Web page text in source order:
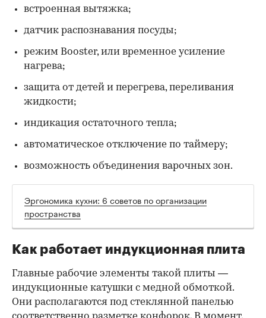
встроенная вытяжка;
датчик распознавания посуды;
режим Booster, или временное усиление
нагрева;
защита от детей и перегрева, переливания
жидкости;
индикация остаточного тепла;
автоматическое отключение по таймеру;
возможность объединения варочных зон.
Эргономика кухни: 6 советов по организации
пространства
Как работает индукционная плита
Главные рабочие элементы такой плиты —
индукционные катушки с медной обмоткой.
Они располагаются под стеклянной панелью